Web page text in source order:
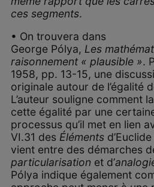
ces segments.
• On trouvera dans
George Pólya, Les
raisonnement « plausible ».
1958, pp. 13-15, une
originale autour de l’égalité
L’auteur souligne comment
cette égalité par une
processus qu’il met en lien
VI.31 des Éléments
vient entre des démarches
particularisation et d’
Pólya indique également